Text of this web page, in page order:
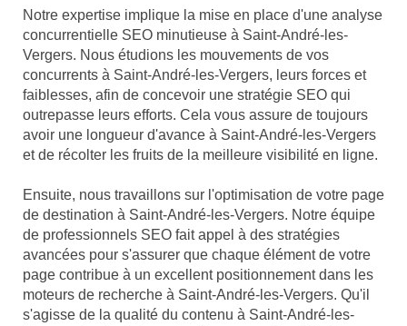
Notre expertise implique la mise en place d'une analyse
concurrentielle SEO minutieuse à Saint-André-les-
Vergers. Nous étudions les mouvements de vos
concurrents à Saint-André-les-Vergers, leurs forces et
faiblesses, afin de concevoir une stratégie SEO qui
outrepasse leurs efforts. Cela vous assure de toujours
avoir une longueur d'avance à Saint-André-les-Vergers
et de récolter les fruits de la meilleure visibilité en ligne.
Ensuite, nous travaillons sur l'optimisation de votre page
de destination à Saint-André-les-Vergers. Notre équipe
de professionnels SEO fait appel à des stratégies
avancées pour s'assurer que chaque élément de votre
page contribue à un excellent positionnement dans les
moteurs de recherche à Saint-André-les-Vergers. Qu'il
s'agisse de la qualité du contenu à Saint-André-les-